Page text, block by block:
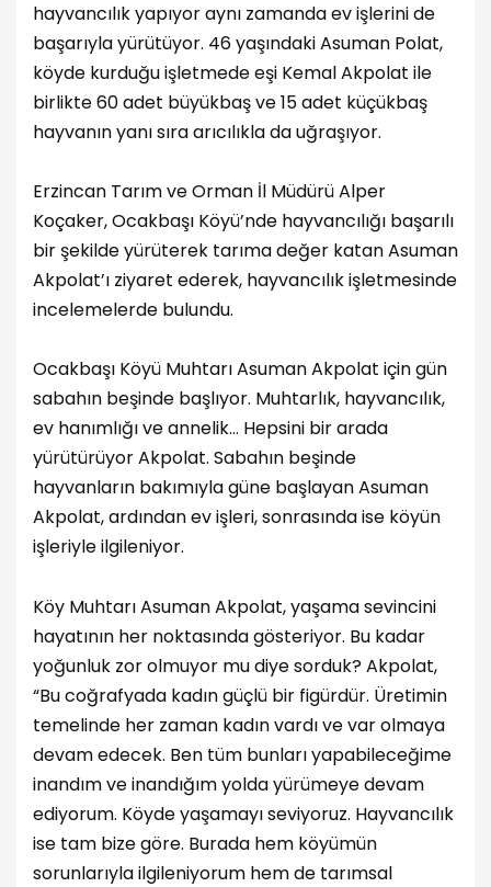
hayvancılık yapıyor aynı zamanda ev işlerini de
başarıyla yürütüyor. 46 yaşındaki Asuman Polat,
köyde kurduğu işletmede eşi Kemal Akpolat ile
birlikte 60 adet büyükbaş ve 15 adet küçükbaş
hayvanın yanı sıra arıcılıkla da uğraşıyor.
Erzincan Tarım ve Orman İl Müdürü Alper
Koçaker, Ocakbaşı Köyü’nde hayvancılığı başarılı
bir şekilde yürüterek tarıma değer katan Asuman
Akpolat’ı ziyaret ederek, hayvancılık işletmesinde
incelemelerde bulundu.
Ocakbaşı Köyü Muhtarı Asuman Akpolat için gün
sabahın beşinde başlıyor. Muhtarlık, hayvancılık,
ev hanımlığı ve annelik… Hepsini bir arada
yürütürüyor Akpolat. Sabahın beşinde
hayvanların bakımıyla güne başlayan Asuman
Akpolat, ardından ev işleri, sonrasında ise köyün
işleriyle ilgileniyor.
Köy Muhtarı Asuman Akpolat, yaşama sevincini
hayatının her noktasında gösteriyor. Bu kadar
yoğunluk zor olmuyor mu diye sorduk? Akpolat,
“Bu coğrafyada kadın güçlü bir figürdür. Üretimin
temelinde her zaman kadın vardı ve var olmaya
devam edecek. Ben tüm bunları yapabileceğime
inandım ve inandığım yolda yürümeye devam
ediyorum. Köyde yaşamayı seviyoruz. Hayvancılık
ise tam bize göre. Burada hem köyümün
sorunlarıyla ilgileniyorum hem de tarımsal